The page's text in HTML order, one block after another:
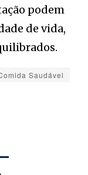
podem
de vida,
Saudável